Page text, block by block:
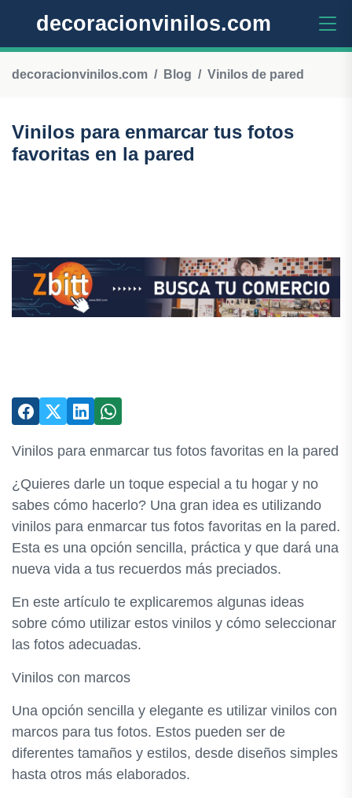
decoracionvinilos.com
decoracionvinilos.com Blog Vinilos de pared
Vinilos para enmarcar tus fotos
favoritas en la pared
Vinilos para enmarcar tus fotos favoritas en la pared
¿Quieres darle un toque especial a tu hogar y no
sabes cómo hacerlo? Una gran idea es utilizando
vinilos para enmarcar tus fotos favoritas en la pared.
Esta es una opción sencilla, práctica y que dará una
nueva vida a tus recuerdos más preciados.
En este artículo te explicaremos algunas ideas
sobre cómo utilizar estos vinilos y cómo seleccionar
las fotos adecuadas.
Vinilos con marcos
Una opción sencilla y elegante es utilizar vinilos con
marcos para tus fotos. Estos pueden ser de
diferentes tamaños y estilos, desde diseños simples
hasta otros más elaborados.